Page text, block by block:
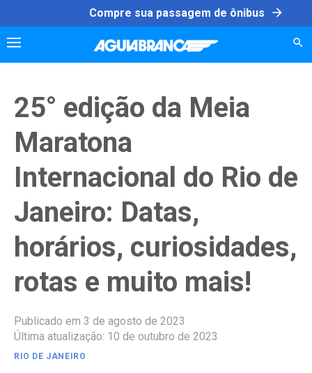
to
content
Compre sua passagem de ônibus arrow_forward
25° edição da Meia
Maratona
Internacional do Rio de
Janeiro: Datas,
horários, curiosidades,
rotas e muito mais!
Publicado em 3 de agosto de 2023
Última atualização: 10 de outubro de 2023
RIO DE JANEIRO